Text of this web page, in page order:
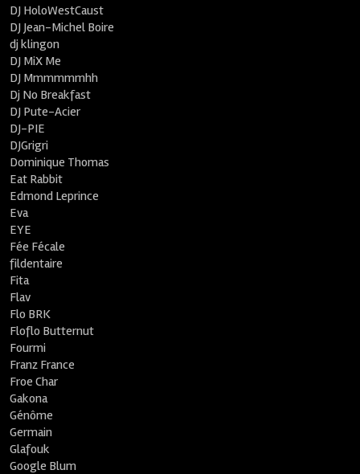
DJ HoloWestCaust
DJ Jean-Michel Boire
dj klingon
DJ MiX Me
DJ Mmmmmmhh
Dj No Breakfast
DJ Pute-Acier
DJ-PIE
DJGrigri
Dominique Thomas
Eat Rabbit
Edmond Leprince
Eva
EYE
Fée Fécale
fildentaire
Fita
Flav
Flo BRK
Floflo Butternut
Fourmi
Franz France
Froe Char
Gakona
Génôme
Germain
Glafouk
Google Blum